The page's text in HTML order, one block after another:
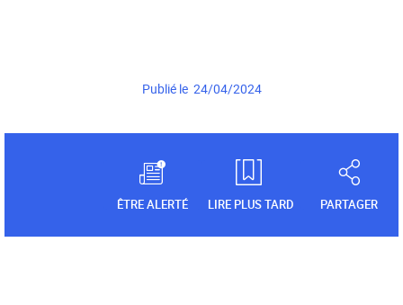
Publié le 24/04/2024
ÊTRE ALERTÉ LIRE PLUS TARD PARTAGER